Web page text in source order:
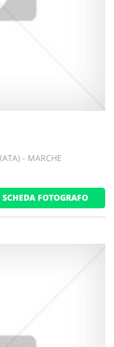
- MARCHE
SCHEDA FOTOGRAFO